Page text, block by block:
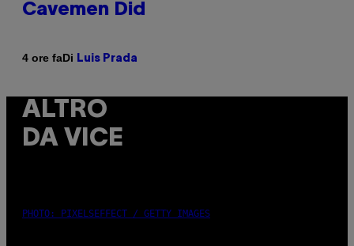
Cavemen Did
4 ore faDi Luis Prada
ALTRO
DA VICE
PHOTO: PIXELSEFFECT / GETTY IMAGES